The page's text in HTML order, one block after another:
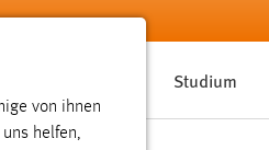
Studium
von ihnen
helfen,